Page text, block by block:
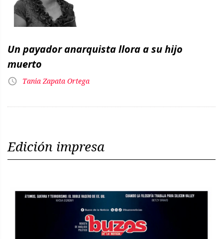
Un payador anarquista llora a su hijo
muerto
Tania Zapata Ortega
Edición impresa